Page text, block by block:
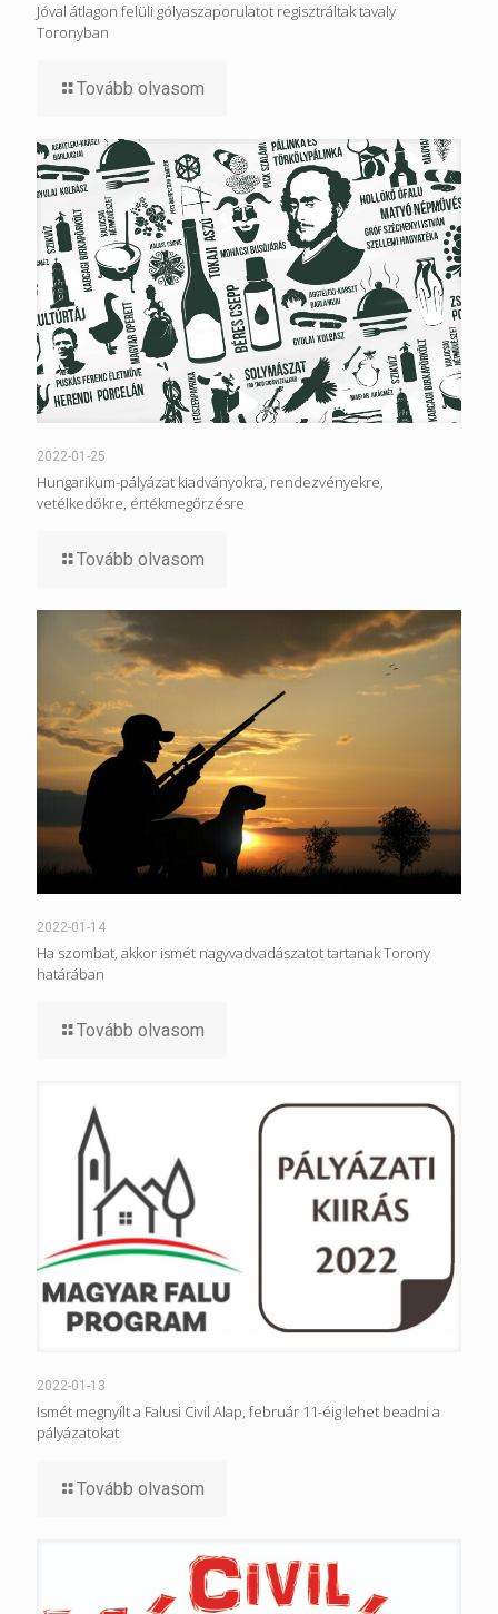
Jóval átlagon felüli gólyaszaporulatot regisztráltak tavaly
Toronyban
Tovább olvasom
2022-01-25
Hungarikum-pályázat kiadványokra, rendezvényekre,
vetélkedőkre, értékmegőrzésre
Tovább olvasom
2022-01-14
Ha szombat, akkor ismét nagyvadvadászatot tartanak Torony
határában
Tovább olvasom
2022-01-13
Ismét megnyílt a Falusi Civil Alap, február 11-éig lehet beadni a
pályázatokat
Tovább olvasom